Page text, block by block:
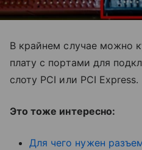
В крайнем случае можно
плату с портами для
слоту PCI или PCI Express.
Это тоже интересно:
Для чего нужен